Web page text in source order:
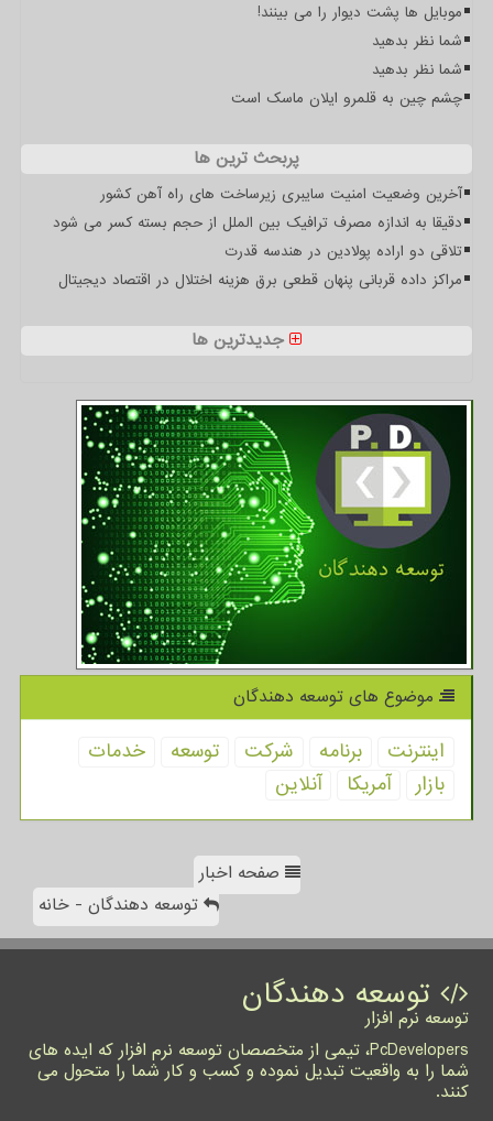
موبایل ها پشت دیوار را می بینند!
شما نظر بدهید
شما نظر بدهید
چشم چین به قلمرو ایلان ماسک است
پربحث ترین ها
آخرین وضعیت امنیت سایبری زیرساخت های راه آهن کشور
دقیقا به اندازه مصرف ترافیک بین الملل از حجم بسته کسر می شود
تلاقی دو اراده پولادین در هندسه قدرت
مراکز داده قربانی پنهان قطعی برق هزینه اختلال در اقتصاد دیجیتال
جدیدترین ها
موضوع های توسعه دهندگان
اینترنت برنامه شركت توسعه
خدمات
بازار
آمریكا آنلاین
صفحه اخبار
توسعه دهندگان - خانه
توسعه دهندگان
توسعه نرم افزار
PcDevelopers، تیمی از متخصصان توسعه نرم افزار که ایده های
شما را به واقعیت تبدیل نموده و کسب و کار شما را متحول می
کنند.